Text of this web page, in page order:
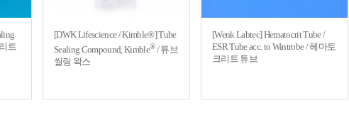
트
[DWK Lifescience / Kimble®] Tube
Sealing Compound, Kimble®/ 튜브
씰링 왁스
[Wenk Labtec] Hematocrit Tube /
ESR Tube acc. to Wintrobe / 헤마토
크리트 튜브